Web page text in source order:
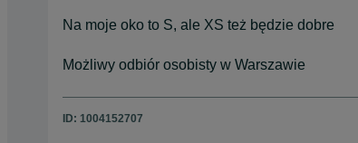
Na moje oko to S, ale XS też będzie dobre
Możliwy odbiór osobisty w Warszawie
ID: 1004152707